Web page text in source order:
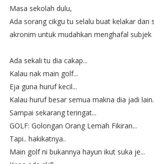
Masa sekolah dulu,
Ada sorang cikgu tu selalu buat kelakar dan
akronim untuk mudahkan menghafal subjek
Ada sekali tu dia cakap...
Kalau nak main golf...
Eja guna huruf kecil...
Kalau huruf besar semua makna dia jadi
Sampai sekarang teringat...
GOLF: Golongan Orang Lemah Fikiran...
Tapi.. hakikatnya..
Main golf ni bukannya hayun ikut suka je...